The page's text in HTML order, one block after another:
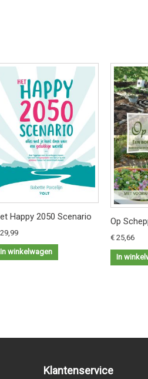
Happy 2050 Scenario
In winkelwagen
Op
€ 25,66
In
Klantenservice